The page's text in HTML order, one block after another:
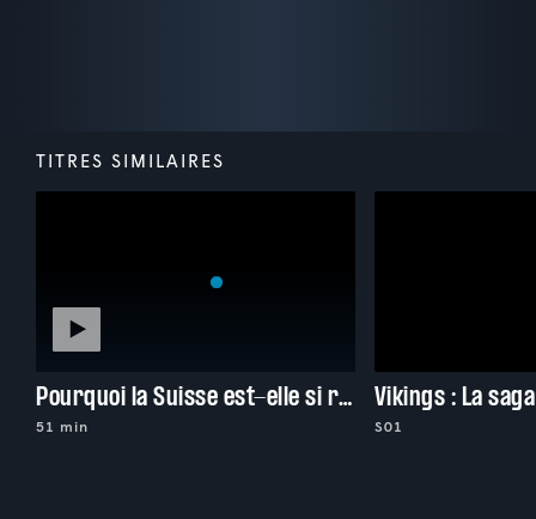
TITRES SIMILAIRES
Pourquoi la Suisse est-elle si riche?
51 min
Vikings : La
S01